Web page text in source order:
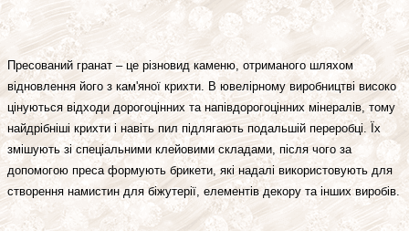
Пресований гранат – це різновид каменю, отриманого шляхом
відновлення його з кам'яної крихти. В ювелірному виробництві високо
цінуються відходи дорогоцінних та напівдорогоцінних мінералів, тому
найдрібніші крихти і навіть пил підлягають подальшій переробці. Їх
змішують зі спеціальними клейовими складами, після чого за
допомогою преса формують брикети, які надалі використовують для
створення намистин для біжутерії, елементів декору та інших виробів.